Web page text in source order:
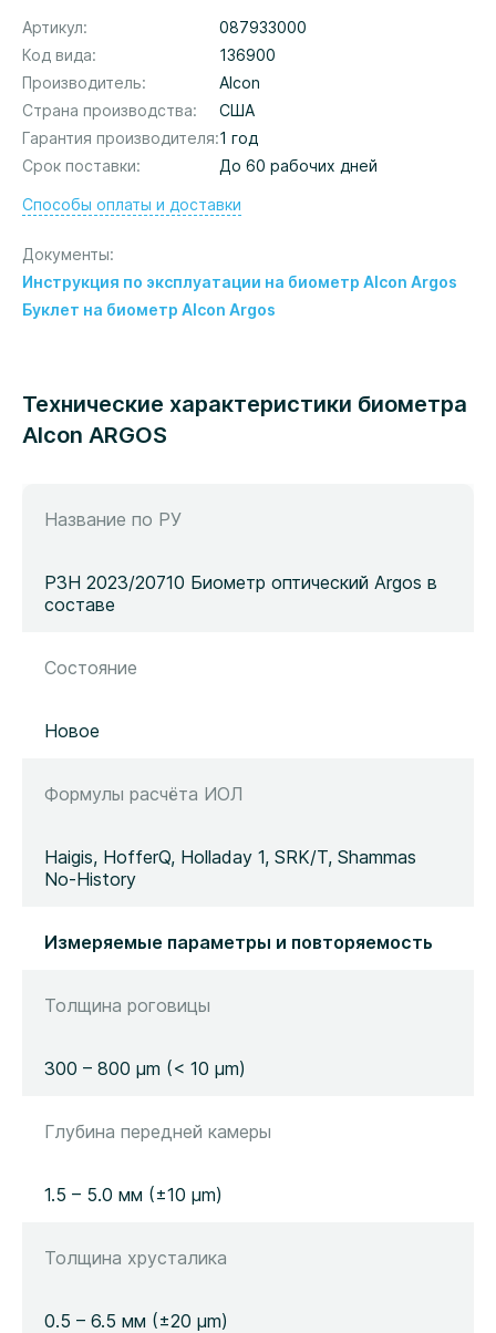
Артикул
087933000
Код вида
136900
Производитель
Alcon
Страна производства
США
Гарантия производителя 1 год
Срок поставки
До 60 рабочих дней
Способы оплаты и доставки
Документы
Инструкция по эксплуатации на биометр Alcon Argos
Буклет на биометр Alcon Argos
Технические характеристики биометра
Alcon ARGOS
Название по РУ
РЗН 2023/20710 Биометр оптический Argos в
составе
Состояние
Новое
Формулы расчёта ИОЛ
Haigis, HofferQ, Holladay 1, SRK/T, Shammas
No-History
Измеряемые параметры и повторяемость
Толщина роговицы
300 – 800 µm (< 10 µm)
Глубина передней камеры
1.5 – 5.0 мм (±10 µm)
Толщина хрусталика
0.5 – 6.5 мм (±20 µm)